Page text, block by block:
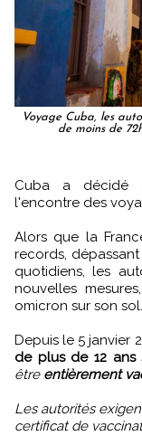
Voyage Cuba, les
de moins de
Cuba a décidé d'alourdir le protocole sanitaire à
l'encontre des
Alors que la
records,
quotidiens, les
nouvelles
omicron sur son sol.
Depuis le 5 janvier
de plus de 12 ans
être entièrement
Les autorités
certificat de